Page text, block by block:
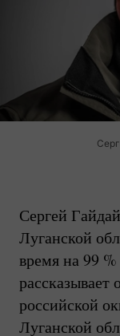
Сергей
Луганской
время на 99
рассказывает
российской
Луганской